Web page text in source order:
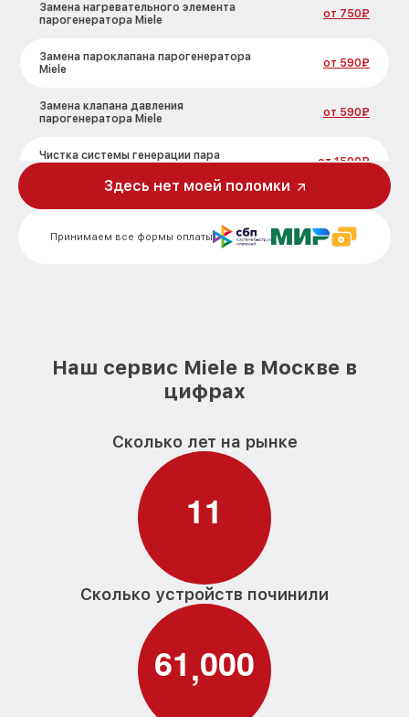
Замена нагревательного элемента
парогенератора Miele
от 750₽
Замена пароклапана парогенератора
Miele
от 590₽
Замена клапана давления
парогенератора Miele
от 590₽
Чистка системы генерации пара
от 1500₽
от 550₽
Замена шнура питания парогенератора
Miele
от 590₽
Восстановление электроклапана
парогенератора Miele
Принимаем все формы оплаты
Здесь нет моей поломки
Наш сервис Miele в Москве в
цифрах
Сколько лет на рынке
11
Сколько устройств починили
61,000